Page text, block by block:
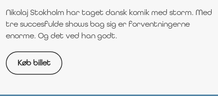
Nikolaj Stokholm har taget dansk komik med storm. Med
tre succesfulde shows bag sig er forventningerne
enorme. Og det ved han godt.
Køb billet